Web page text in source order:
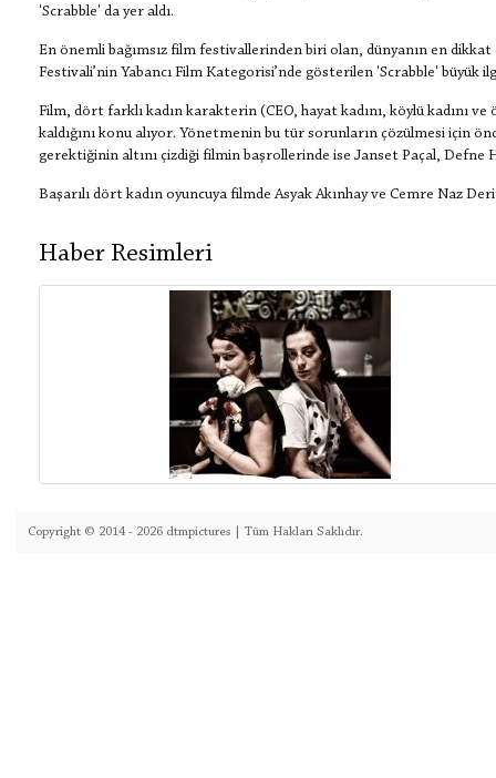
'Scrabble' da yer aldı.
En önemli bağımsız film festivallerinden biri olan, dünyanın en dikkat
Festivali’nin Yabancı Film Kategorisi’nde gösterilen 'Scrabble' büyük
Film, dört farklı kadın karakterin (CEO, hayat kadını, köylü kadını
kaldığını konu alıyor. Yönetmenin bu tür sorunların çözülmesi için
gerektiğinin altını çizdiği filmin başrollerinde ise Janset Paçal, Defne
Başarılı dört kadın oyuncuya filmde Asyak Akınhay ve Cemre Naz
Haber Resimleri
Copyright © 2014 - 2026 dtmpictures | Tüm Hakları Saklıdır.